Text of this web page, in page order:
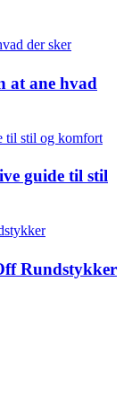
at ane hvad
guide til stil
Rundstykker